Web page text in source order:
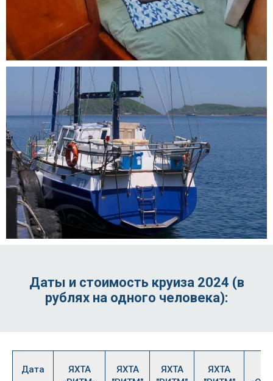
Даты и стоимость круиза 2024 (в
рублях на одного человека):
Дата
ЯХТА
ЯХТА
ЯХТА
ЯХТА